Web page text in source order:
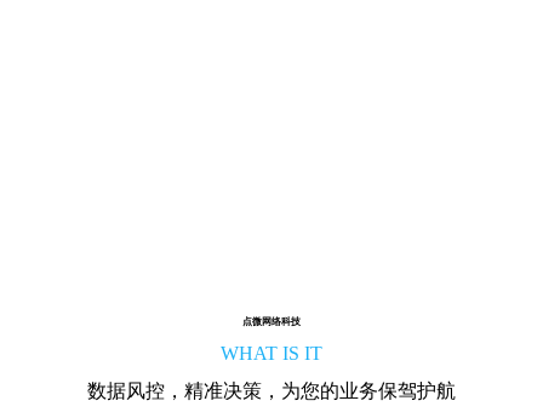
点微网络科技
WHAT IS IT
数据风控，精准决策，为您的业务保驾护航